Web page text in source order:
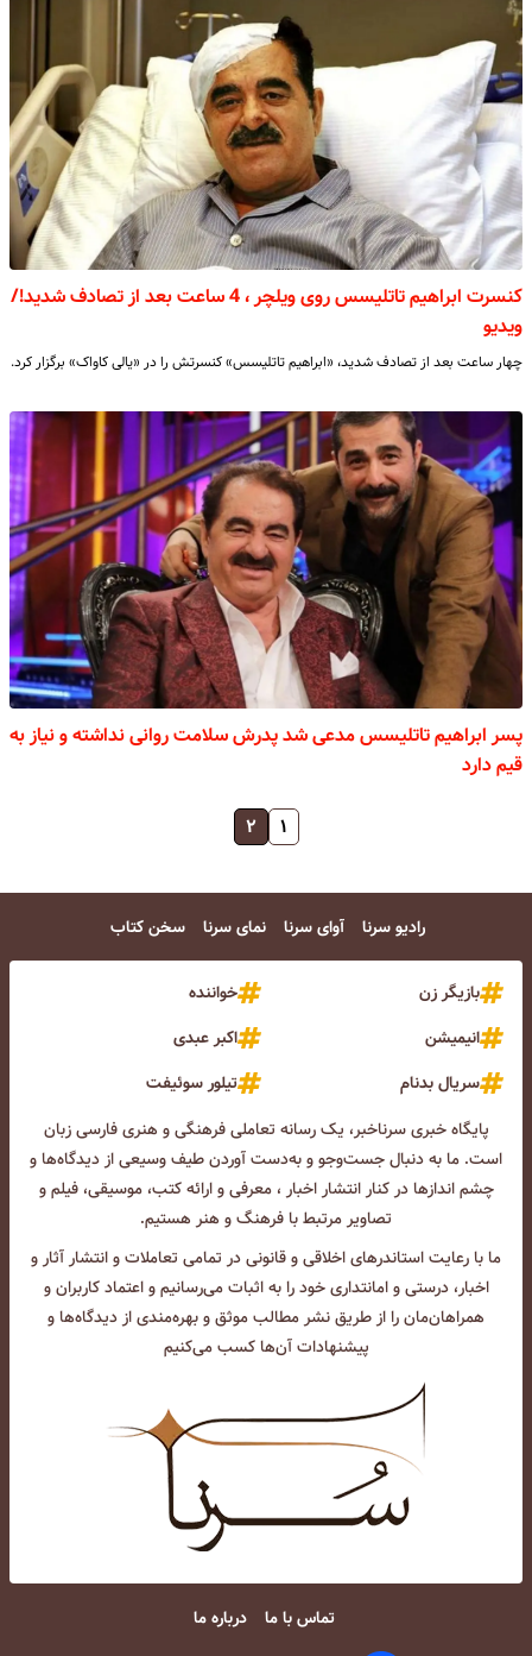
کنسرت ‎ابراهیم تاتلیسس روی ویلچر ، 4 ساعت بعد از تصادف شدید!/
ویدیو
چهار ساعت بعد از تصادف شدید، «‎ابراهیم تاتلیسس» کنسرتش را در «یالی کاواک» برگزار کرد.
پسر ابراهیم تاتلیسس مدعی شد پدرش سلامت روانی نداشته و نیاز به
قیم دارد
۱ ۲
رادیو سرنا آوای سرنا نمای سرنا سخن کتاب
بازیگر زن
خواننده
انیمیشن
اکبر عبدی
سریال بدنام
تیلور سوئیفت
پایگاه خبری سرناخبر، یک رسانه تعاملی فرهنگی و هنری فارسی زبان
است. ما به دنبال جست‌و‌جو و به‌دست آوردن طیف وسیعی از دیدگاه‌ها و
چشم انداز‌ها در کنار انتشار اخبار ، معرفی و ارائه کتب، موسیقی، فیلم و
تصاویر مرتبط با فرهنگ و هنر هستیم.
ما با رعایت استاندرهای اخلاقی و قانونی در تمامی تعاملات و انتشار آثار و
اخبار، درستی و امانتداری خود را به اثبات می‌رسانیم و اعتماد کاربران و
همراهان‌مان را از طریق نشر مطالب موثق و بهره‌مندی از دیدگاه‌ها و
پیشنهادات آن‌ها کسب می‌کنیم
تماس با ما درباره ما